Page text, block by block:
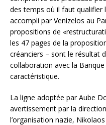
des temps où il faut qualifier
accompli par Venizelos au
propositions de
les 47 pages de la
créanciers – sont le résultat
collaboration avec la
caractéristique.
La ligne adoptée par Aube
avertissement par la
l’organisation nazie,